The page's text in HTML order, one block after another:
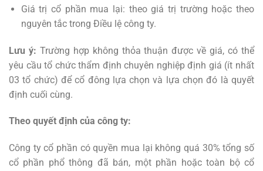
Giá trị cổ phần mua lại: theo giá trị trường hoặc theo
nguyên tắc trong Điều lệ công ty.
Lưu ý: Trường hợp không thỏa thuận được về giá, có thể
yêu cầu tổ chức thẩm định chuyên nghiệp định giá (ít nhất
03 tổ chức) để cổ đông lựa chọn và lựa chọn đó là quyết
định cuối cùng.
Theo quyết định của công ty:
Công ty cổ phần có quyền mua lại không quá 30% tổng số
cổ phần phổ thông đã bán, một phần hoặc toàn bộ cổ